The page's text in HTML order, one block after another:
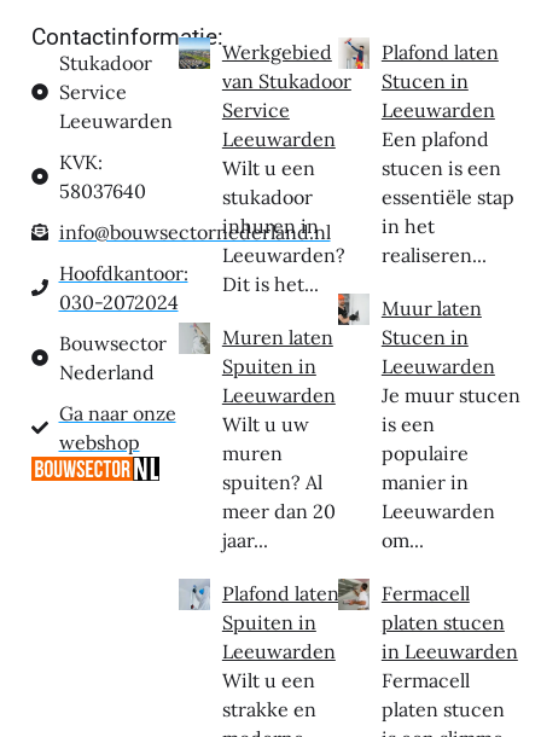
Contactinformatie:
Stukadoor
Service
Leeuwarden
KVK:
58037640
info@bouwsectornederland.nl
Hoofdkantoor:
030-2072024
Bouwsector
Nederland
Ga naar onze
webshop
Werkgebied
van Stukadoor
Service
Leeuwarden
Wilt u een
stukadoor
inhuren in
Leeuwarden?
Dit is het...
Muren laten
Spuiten in
Leeuwarden
Wilt u uw
muren
spuiten? Al
meer dan 20
jaar...
Plafond laten
Spuiten in
Leeuwarden
Wilt u een
strakke en
Plafond laten
Stucen in
Leeuwarden
Een plafond
stucen is een
essentiële stap
in het
realiseren...
Muur laten
Stucen in
Leeuwarden
Je muur stucen
is een
populaire
manier in
Leeuwarden
om...
Fermacell
platen stucen
in Leeuwarden
Fermacell
platen stucen